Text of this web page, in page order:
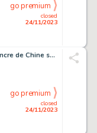
closed
24/11/2023
go premium
Andrax - Gnadenlose Jagd Encre de Chine sur papier...
closed
24/11/2023
go premium